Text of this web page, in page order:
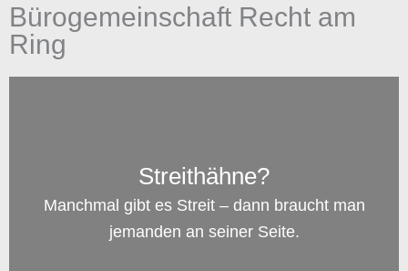
Bürogemeinschaft Recht am
Ring
Streithähne?
Manchmal gibt es Streit – dann braucht man
jemanden an seiner Seite.